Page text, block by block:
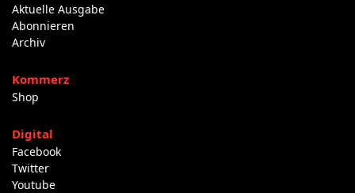
Aktuelle Ausgabe
Abonnieren
Archiv
Kommerz
Shop
Digital
Facebook
Twitter
Youtube